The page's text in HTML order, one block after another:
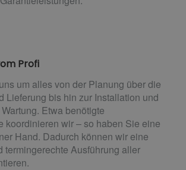
Profi
um alles von der Planung über die
Lieferung bis hin zur Installation und
Etwa benötigte
koordinieren wir – so haben Sie eine
Hand. Dadurch können wir eine
termingerechte Ausführung aller